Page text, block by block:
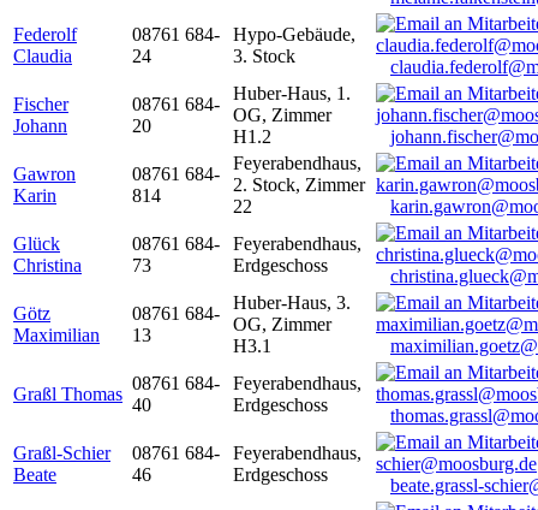
Federolf
Claudia
08761 684-
24
Hypo-Gebäude,
3. Stock
Fischer
Johann
08761 684-
20
Huber-Haus, 1.
OG, Zimmer
H1.2
Gawron
Karin
08761 684-
814
Feyerabendhaus,
2. Stock, Zimmer
22
Glück
Christina
08761 684-
73
Feyerabendhaus,
Erdgeschoss
Götz
Maximilian
08761 684-
13
Huber-Haus, 3.
OG, Zimmer
H3.1
Graßl Thomas
08761 684-
40
Feyerabendhaus,
Erdgeschoss
Graßl-Schier
Beate
08761 684-
46
Feyerabendhaus,
Erdgeschoss
beate.grassl-